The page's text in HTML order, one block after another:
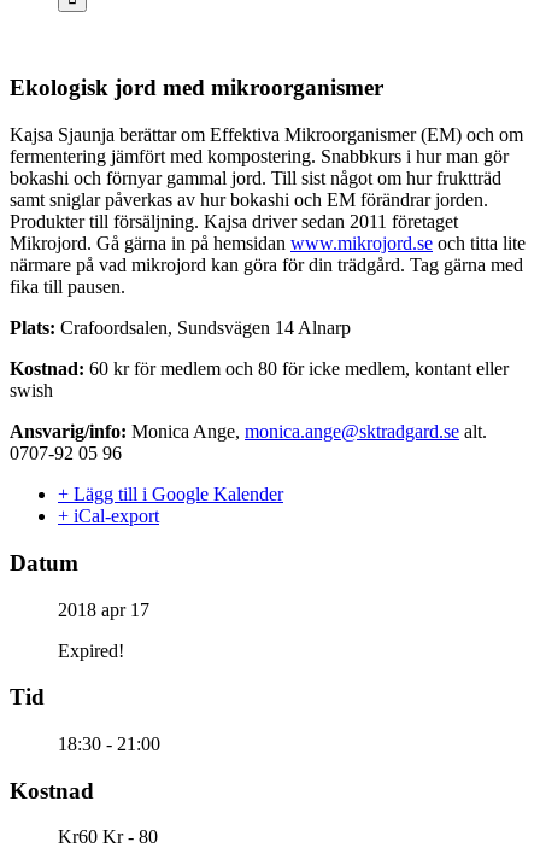
Ekologisk jord med mikroorganismer
Kajsa Sjaunja berättar om Effektiva Mikroorganismer (EM) och om
fermentering jämfört med kompostering. Snabbkurs i hur man gör
bokashi och förnyar gammal jord. Till sist något om hur fruktträd
samt sniglar påverkas av hur bokashi och EM förändrar jorden.
Produkter till försäljning. Kajsa driver sedan 2011 företaget
Mikrojord. Gå gärna in på hemsidan www.mikrojord.se och titta lite
närmare på vad mikrojord kan göra för din trädgård. Tag gärna med
fika till pausen.
Plats: Crafoordsalen, Sundsvägen 14 Alnarp
Kostnad: 60 kr för medlem och 80 för icke medlem, kontant eller
swish
Ansvarig/info: Monica Ange, monica.ange@sktradgard.se alt.
0707-92 05 96
+ Lägg till i Google Kalender
+ iCal-export
Datum
2018 apr 17
Expired!
Tid
18:30 - 21:00
Kostnad
Kr60 Kr - 80